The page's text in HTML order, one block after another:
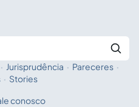
a IA
· Jurisprudência · Pareceres ·
· Stories
conosco